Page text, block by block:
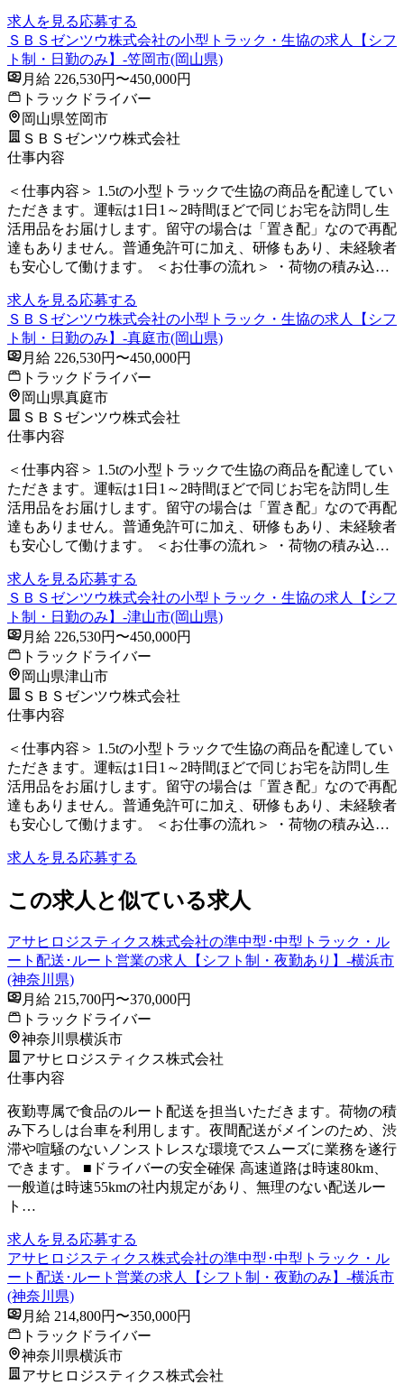
求人を見る応募する
ＳＢＳゼンツウ株式会社の小型トラック・生協の求人【シフ
ト制・日勤のみ】-笠岡市(岡山県)
月給 226,530円〜450,000円
トラックドライバー
岡山県笠岡市
ＳＢＳゼンツウ株式会社
仕事内容
＜仕事内容＞ 1.5tの小型トラックで生協の商品を配達してい
ただきます。運転は1日1～2時間ほどで同じお宅を訪問し生
活用品をお届けします。留守の場合は「置き配」なので再配
達もありません。普通免許可に加え、研修もあり、未経験者
も安心して働けます。 ＜お仕事の流れ＞ ・荷物の積み込…
求人を見る応募する
ＳＢＳゼンツウ株式会社の小型トラック・生協の求人【シフ
ト制・日勤のみ】-真庭市(岡山県)
月給 226,530円〜450,000円
トラックドライバー
岡山県真庭市
ＳＢＳゼンツウ株式会社
仕事内容
＜仕事内容＞ 1.5tの小型トラックで生協の商品を配達してい
ただきます。運転は1日1～2時間ほどで同じお宅を訪問し生
活用品をお届けします。留守の場合は「置き配」なので再配
達もありません。普通免許可に加え、研修もあり、未経験者
も安心して働けます。 ＜お仕事の流れ＞ ・荷物の積み込…
求人を見る応募する
ＳＢＳゼンツウ株式会社の小型トラック・生協の求人【シフ
ト制・日勤のみ】-津山市(岡山県)
月給 226,530円〜450,000円
トラックドライバー
岡山県津山市
ＳＢＳゼンツウ株式会社
仕事内容
＜仕事内容＞ 1.5tの小型トラックで生協の商品を配達してい
ただきます。運転は1日1～2時間ほどで同じお宅を訪問し生
活用品をお届けします。留守の場合は「置き配」なので再配
達もありません。普通免許可に加え、研修もあり、未経験者
も安心して働けます。 ＜お仕事の流れ＞ ・荷物の積み込…
求人を見る応募する
この求人と似ている求人
アサヒロジスティクス株式会社の準中型･中型トラック・ル
ート配送･ルート営業の求人【シフト制・夜勤あり】-横浜市
(神奈川県)
月給 215,700円〜370,000円
トラックドライバー
神奈川県横浜市
アサヒロジスティクス株式会社
仕事内容
夜勤専属で食品のルート配送を担当いただきます。荷物の積
み下ろしは台車を利用します。夜間配送がメインのため、渋
滞や喧騒のないノンストレスな環境でスムーズに業務を遂行
できます。 ■ドライバーの安全確保 高速道路は時速80km、
一般道は時速55kmの社内規定があり、無理のない配送ルー
ト…
求人を見る応募する
アサヒロジスティクス株式会社の準中型･中型トラック・ル
ート配送･ルート営業の求人【シフト制・夜勤のみ】-横浜市
(神奈川県)
月給 214,800円〜350,000円
トラックドライバー
神奈川県横浜市
アサヒロジスティクス株式会社